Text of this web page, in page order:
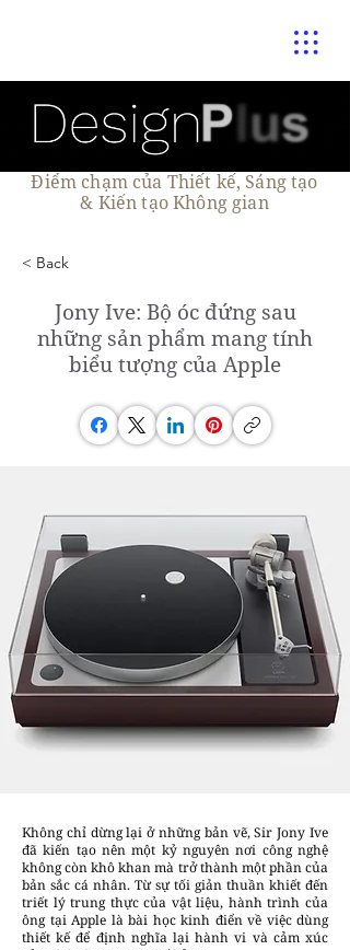
Điểm chạm của Thiết kế, Sáng tạo
& Kiến tạo Không gian
< Back
Jony Ive: Bộ óc đứng sau
những sản phẩm mang tính
biểu tượng của Apple
Không chỉ dừng lại ở những bản vẽ, Sir Jony Ive
đã kiến tạo nên một kỷ nguyên nơi công nghệ
không còn khô khan mà trở thành một phần của
bản sắc cá nhân. Từ sự tối giản thuần khiết đến
triết lý trung thực của vật liệu, hành trình của
ông tại Apple là bài học kinh điển về việc dùng
thiết kế để định nghĩa lại hành vi và cảm xúc